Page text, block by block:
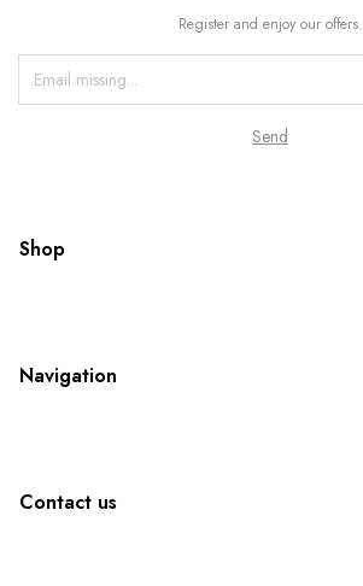
Register and enjoy our offers.
Shop
Navigation
Contact us